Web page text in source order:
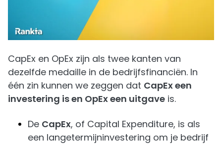
CapEx en OpEx zijn als twee kanten van
dezelfde medaille in de bedrijfsfinanciën. In
één zin kunnen we zeggen dat CapEx een
investering is en OpEx een uitgave is.
De CapEx, of Capital Expenditure, is als
een langetermijninvestering om je bedrijf